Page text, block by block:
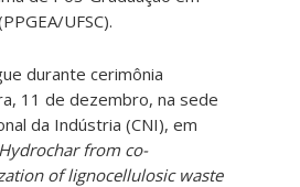
UFSC).
durante cerimônia
11 de dezembro, na sede
da Indústria (CNI), em
Hydrochar from co-
of lignocellulosic waste